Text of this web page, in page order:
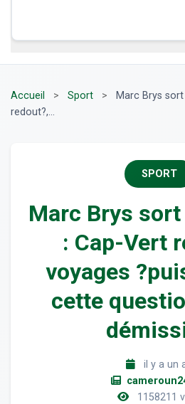
Accueil > Sport >
Marc Brys
redout?,...
SPORT
Marc Brys
: Cap-Vert
voyages
cette
il y a un
1158211